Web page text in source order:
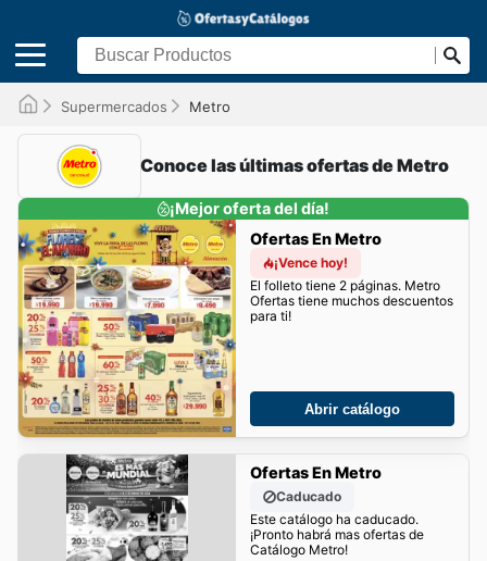
Supermercados Metro
Conoce las últimas ofertas de Metro
¡Mejor oferta del día!
Ofertas En Metro
¡Vence hoy!
El folleto tiene 2 páginas. Metro
Ofertas tiene muchos descuentos
para ti!
Abrir catálogo
Ofertas En Metro
Caducado
Este catálogo ha caducado.
¡Pronto habrá mas ofertas de
Catálogo Metro!